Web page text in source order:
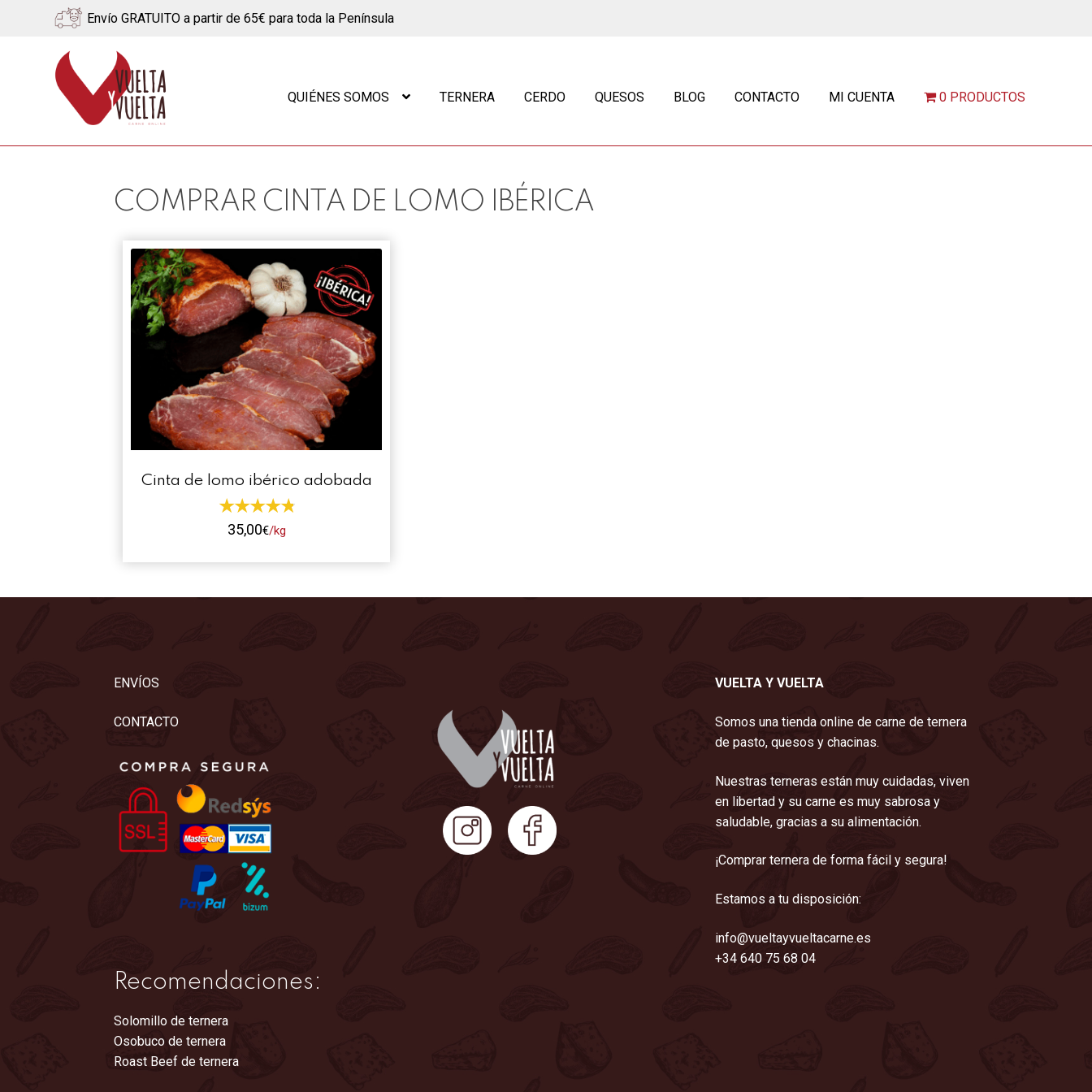
Envío GRATUITO a partir de 65€ para toda la Península
Ir
a
navegación
Ir
al
contenido
QUIÉNES SOMOS TERNERA CERDO QUESOS BLOG CONTACTO MI CUENTA 0 PRODUCTOS
COMPRAR CINTA DE LOMO IBÉRICA
Cinta de lomo ibérico adobada
35,00€/kg
Este
tiene
de
producto
ENVÍOS
CONTACTO
Recomendaciones:
Solomillo de ternera
Osobuco de ternera
Roast Beef de ternera
VUELTA Y VUELTA
Somos una tienda online de carne de ternera
de pasto, quesos y chacinas.
Nuestras terneras están muy cuidadas, viven
en libertad y su carne es muy sabrosa y
saludable, gracias a su alimentación.
¡Comprar ternera de forma fácil y segura!
Estamos a tu disposición:
info@vueltayvueltacarne.es
+34 640 75 68 04